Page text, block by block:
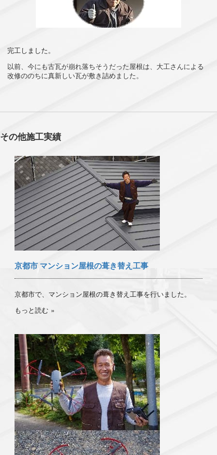
完工しました。
以前、今にも古瓦が崩れ落ちそうだった屋根は、大工さんによる
改修ののちに真新しい瓦が敷き詰めました。
その他施工実績
京都市 マンション屋根の葺き替え工事
京都市で、マンション屋根の葺き替え工事を行いました。
もっと読む